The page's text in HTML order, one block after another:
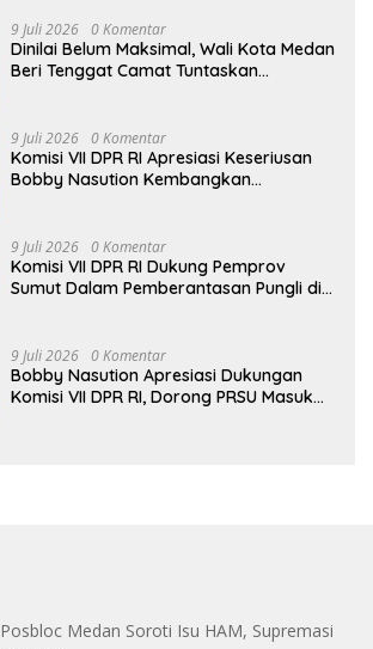
9 Juli 2026 0 Komentar
Dinilai Belum Maksimal, Wali Kota Medan
Beri Tenggat Camat Tuntaskan
9 Juli 2026 0 Komentar
Komisi VII DPR RI Apresiasi Keseriusan
Bobby Nasution Kembangkan
9 Juli 2026 0 Komentar
Komisi VII DPR RI Dukung Pemprov
Sumut Dalam Pemberantasan Pungli di
9 Juli 2026 0 Komentar
Bobby Nasution Apresiasi Dukungan
Komisi VII DPR RI, Dorong PRSU Masuk